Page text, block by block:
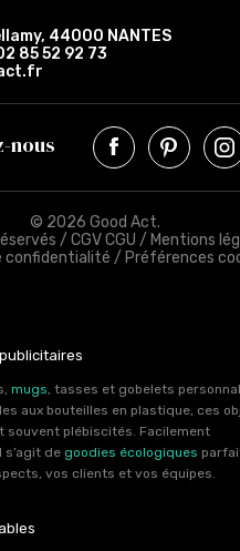
44000 NANTES
85 52 92 73
nous
© 2026 Good Act.
/ CGV CGU / Mentions
confidentialité / Préférences
mugs , tasses et gobelets
aux bouteilles en plastique, ces
souvent plébiscités. Facilement
s’agit de goodies écologiques
vos clients et vos équipes.